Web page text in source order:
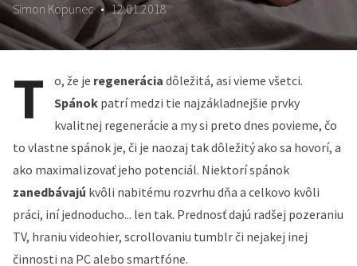
Simon Kopunec • 12.01.2018
T o, že je regenerácia dôležitá, asi vieme všetci.
Spánok patrí medzi tie najzákladnejšie prvky
kvalitnej regenerácie a my si preto dnes povieme, čo
to vlastne spánok je, či je naozaj tak dôležitý ako sa hovorí, a
ako maximalizovať jeho potenciál. Niektorí spánok
zanedbávajú kvôli nabitému rozvrhu dňa a celkovo kvôli
práci, iní jednoducho... len tak. Prednosť dajú radšej pozeraniu
TV, hraniu videohier, scrollovaniu tumblr či nejakej inej
činnosti na PC alebo smartfóne.